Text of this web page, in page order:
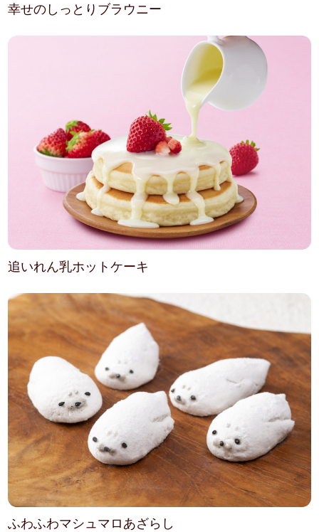
幸せのしっとりブラウニー
追いれん乳ホットケーキ
ふわふわマシュマロあざらし